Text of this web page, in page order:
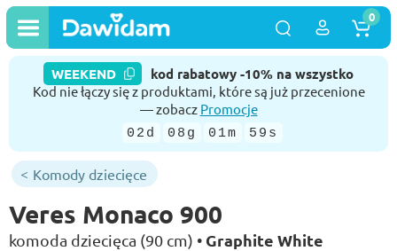
WEEKEND kod rabatowy -10% na wszystko
Kod nie łączy się z produktami, które są już przecenione
— zobacz Promocje
02d 08g 01m 58s
0
Komody dziecięce
Veres Monaco 900
komoda dziecięca (90 cm) • Graphite White